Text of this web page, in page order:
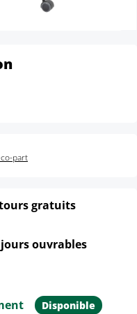
part
gratuits
ouvrables
Disponible